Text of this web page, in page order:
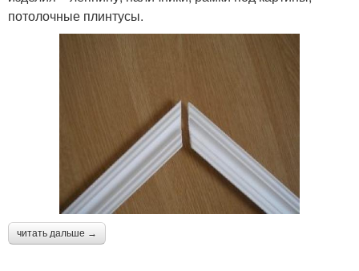
потолочные плинтусы.
читать дальше →